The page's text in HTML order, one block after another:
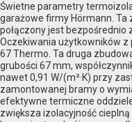
Świetne parametry
garażowe firmy Hörmann. Ta
połączony jest bezpośrednio
Oczekiwania użytkowników z
67 Thermo. Ta druga
grubości 67 mm,
nawet 0,91 W/(m²·K) przy
zamontowanej bramy o
efektywne termiczne
zwiększa izolacyjność